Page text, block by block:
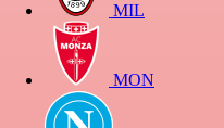
MIL
MON